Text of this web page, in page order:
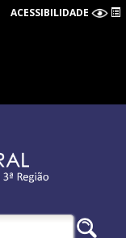
ACESSIBILIDADE